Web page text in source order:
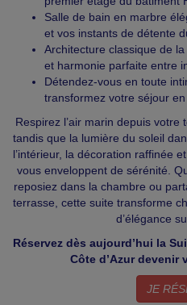
Salle de bain en marbre
et vos instants de détente
Architecture classique de
et harmonie parfaite entre
Détendez-vous en toute
transformez votre séjour
Respirez l’air marin depuis votre
tandis que la lumière du soleil
l’intérieur, la décoration raffinée
vous enveloppent de sérénité.
reposiez dans la chambre ou
terrasse, cette suite transforme
d’élégance
Réservez dès aujourd’hui la
Côte d’Azur devenir
JE